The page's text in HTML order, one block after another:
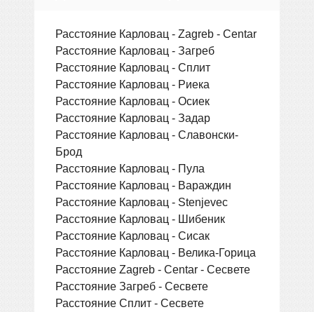
Расстояние Карловац - Zagreb - Centar
Расстояние Карловац - Загреб
Расстояние Карловац - Сплит
Расстояние Карловац - Риека
Расстояние Карловац - Осиек
Расстояние Карловац - Задар
Расстояние Карловац - Славонски-
Брод
Расстояние Карловац - Пула
Расстояние Карловац - Вараждин
Расстояние Карловац - Stenjevec
Расстояние Карловац - Шибеник
Расстояние Карловац - Сисак
Расстояние Карловац - Велика-Горица
Расстояние Zagreb - Centar - Сесвете
Расстояние Загреб - Сесвете
Расстояние Сплит - Сесвете